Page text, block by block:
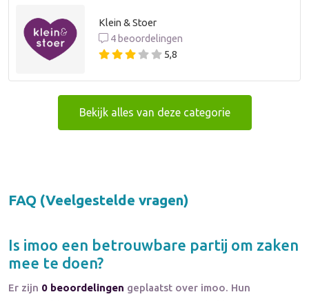
Klein & Stoer
4 beoordelingen
5,8
Bekijk alles van deze categorie
FAQ (Veelgestelde vragen)
Is imoo een betrouwbare partij om zaken
mee te doen?
Er zijn 0 beoordelingen geplaatst over imoo. Hun